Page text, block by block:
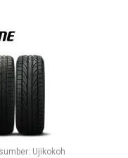
sumber: Ujikokoh